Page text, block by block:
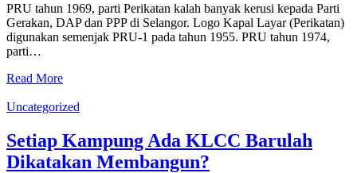
PRU tahun 1969, parti Perikatan kalah banyak kerusi kepada Parti
Gerakan, DAP dan PPP di Selangor. Logo Kapal Layar (Perikatan)
digunakan semenjak PRU-1 pada tahun 1955. PRU tahun 1974,
parti…
Read More
Uncategorized
Setiap Kampung Ada KLCC Barulah
Dikatakan Membangun?